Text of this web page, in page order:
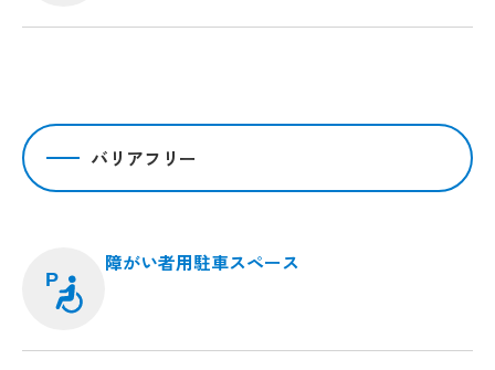
バリアフリー
P
障がい者用駐車スペース